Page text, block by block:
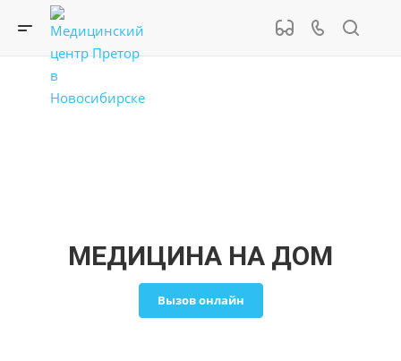
МЕДИЦИНА НА ДОМ
Вызов онлайн